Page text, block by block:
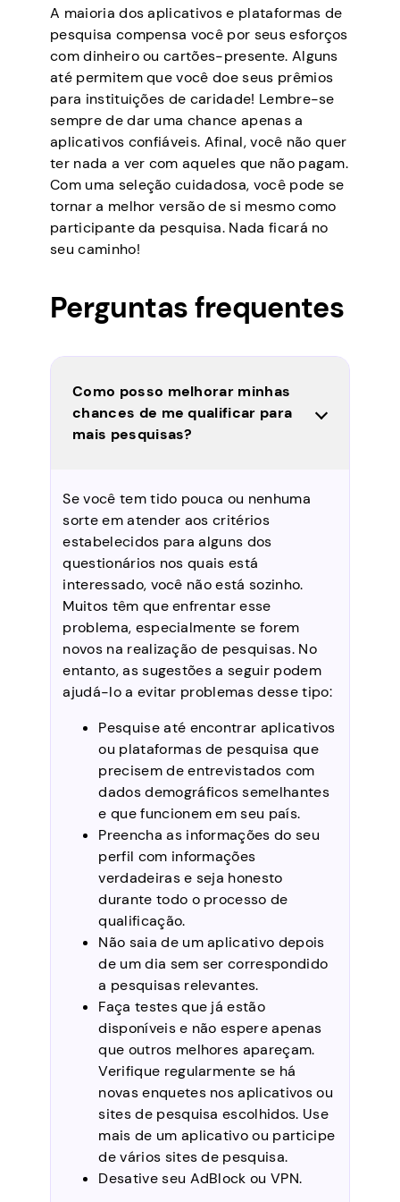
A maioria dos aplicativos e plataformas de
pesquisa compensa você por seus esforços
com dinheiro ou cartões-presente. Alguns
até permitem que você doe seus prêmios
para instituições de caridade! Lembre-se
sempre de dar uma chance apenas a
aplicativos confiáveis. Afinal, você não quer
ter nada a ver com aqueles que não pagam.
Com uma seleção cuidadosa, você pode se
tornar a melhor versão de si mesmo como
participante da pesquisa. Nada ficará no
seu caminho!
Perguntas frequentes
Como posso melhorar minhas
chances de me qualificar para
mais pesquisas?
Se você tem tido pouca ou nenhuma
sorte em atender aos critérios
estabelecidos para alguns dos
questionários nos quais está
interessado, você não está sozinho.
Muitos têm que enfrentar esse
problema, especialmente se forem
novos na realização de pesquisas. No
entanto, as sugestões a seguir podem
ajudá-lo a evitar problemas desse tipo:
Pesquise até encontrar aplicativos
ou plataformas de pesquisa que
precisem de entrevistados com
dados demográficos semelhantes
e que funcionem em seu país.
Preencha as informações do seu
perfil com informações
verdadeiras e seja honesto
durante todo o processo de
qualificação.
Não saia de um aplicativo depois
de um dia sem ser correspondido
a pesquisas relevantes.
Faça testes que já estão
disponíveis e não espere apenas
que outros melhores apareçam.
Verifique regularmente se há
novas enquetes nos aplicativos ou
sites de pesquisa escolhidos. Use
mais de um aplicativo ou participe
de vários sites de pesquisa.
Desative seu AdBlock ou VPN.